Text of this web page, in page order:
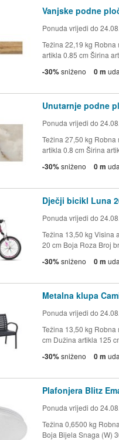
Vanjske podne
Ponuda vrijedi do
Težina 22,19 kg Robna
artikla 0.85 cm Širina
-30%sniženo 0 m
Unutarnje podne
Ponuda vrijedi do
Težina 27,50 kg Robna
artikla 0.8 cm Širina
-30%sniženo 0 m
Dječji bicikl Luna
Ponuda vrijedi do
Težina 13,50 kg Visina
20 cm Boja Roza Broj
-30%sniženo 0 m
Metalna klupa
Ponuda vrijedi do
Težina 13,50 kg
cm Dužina artikla 125
-30%sniženo 0 m
Plafonjera Blitz
Ponuda vrijedi do
Težina 0,6500 kg
Boja Bijela Snaga (W)